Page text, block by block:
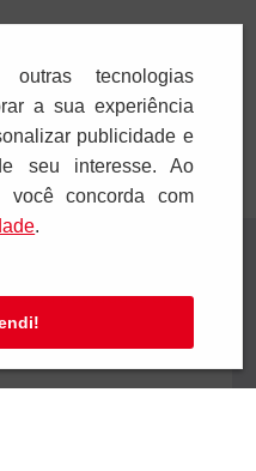
novidades em
tecnologias
a sua experiência
publicidade e
seu interesse. Ao
você concorda com
.